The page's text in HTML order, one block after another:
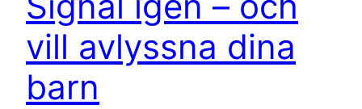
vill avlyssna dina
barn